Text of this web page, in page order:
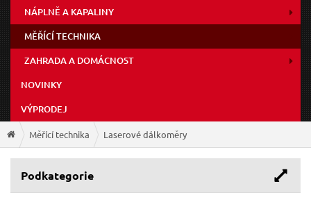
NÁPLNĚ A KAPALINY
MĚŘÍCÍ TECHNIKA
ZAHRADA A DOMÁCNOST
NOVINKY
VÝPRODEJ
Měřící technika Laserové dálkoměry
Podkategorie